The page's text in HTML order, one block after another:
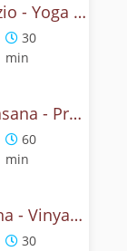
Stabilità e Spazio - Yoga con la mezza luna
30
min
Ardha Chandrasana - Pratica yoga con l'anatomia della mezza luna
60
min
Flow mezza luna - Vinyasa yoga con ardha chandrasana
30